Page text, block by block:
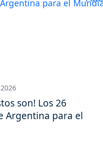
son! Los 26
Argentina para el